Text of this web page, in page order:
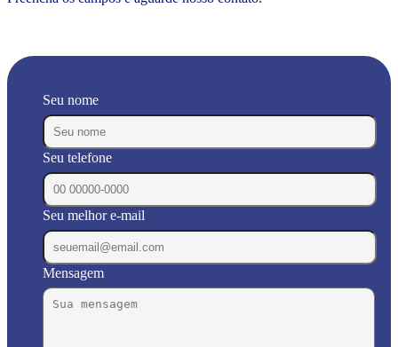
Seu nome
Seu telefone
Seu melhor e-mail
Mensagem